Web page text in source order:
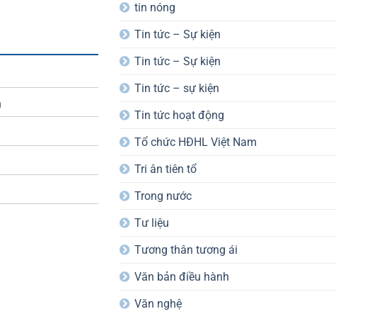
tin nóng
Tin tức – Sự kiện
Tin tức – Sự kiện
Tin tức – sự kiện
Tin tức hoạt động
Tổ chức HĐHL Việt Nam
Tri ân tiên tổ
Trong nước
Tư liệu
Tương thân tương ái
Văn bản điều hành
Văn nghệ